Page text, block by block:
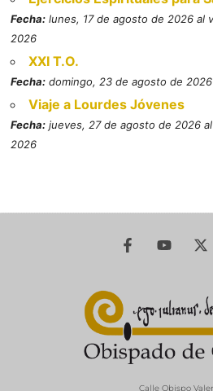
Fecha: lunes, 17 de agosto de 2026 al
2026
XXI T.O.
Fecha: domingo, 23 de agosto de 2026
Viaje a Lourdes Jóvenes
Fecha: jueves, 27 de agosto de 2026
2026
Calle Obispo